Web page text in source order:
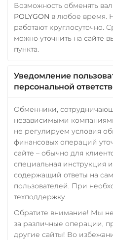
Возможность обменять
POLYGON в любое время.
работают круглосуточно.
можно уточнить на сайте
пункта.
Уведомление
персональной
Обменники,
независимыми
не регулируем условия
финансовых операций
сайте – обычно для
специальная инструкция
содержащий ответы на
пользователей. При
техподдержку.
Обратите внимание! Мы не
за различные операции,
другие сайты! Во